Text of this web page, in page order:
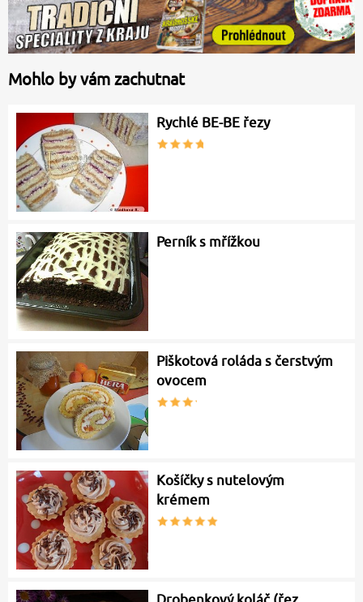
Mohlo by vám zachutnat
Rychlé BE-BE řezy
Perník s mřížkou
Piškotová roláda s čerstvým
ovocem
Košíčky s nutelovým
krémem